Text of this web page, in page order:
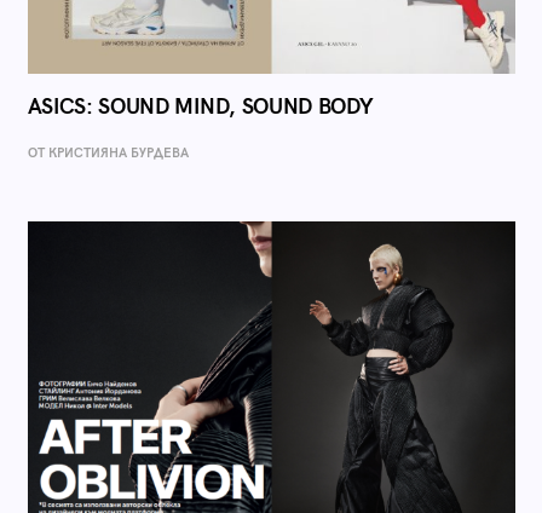
ASICS: SOUND MIND, SOUND BODY
ОТ КРИСТИЯНА БУРДЕВА